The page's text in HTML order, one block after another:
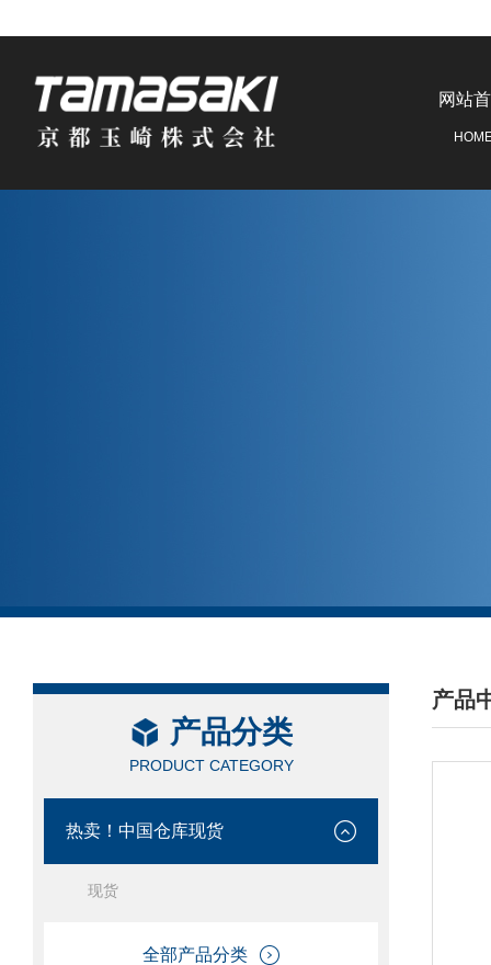
网站
产品分类
PRODUCT CATEGORY
热卖！中国仓库现货
现货
全部产品分类
产品
/